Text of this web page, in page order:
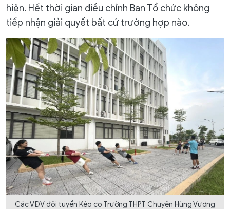
hiện. Hết thời gian điều chỉnh Ban Tổ chức không
tiếp nhận giải quyết bất cứ trường hợp nào.
Các VĐV đội tuyển Kéo co Trường THPT Chuyên Hùng Vương